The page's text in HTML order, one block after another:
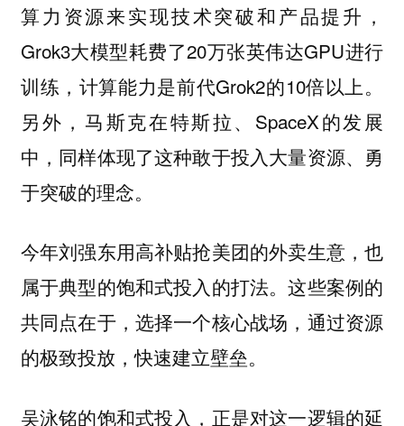
算力资源来实现技术突破和产品提升，
Grok3大模型耗费了20万张英伟达GPU进行
训练，计算能力是前代Grok2的10倍以上。
另外，马斯克在特斯拉、SpaceX的发展
中，同样体现了这种敢于投入大量资源、勇
于突破的理念。
今年刘强东用高补贴抢美团的外卖生意，也
属于典型的饱和式投入的打法。这些案例的
共同点在于，选择一个核心战场，通过资源
的极致投放，快速建立壁垒。
吴泳铭的饱和式投入，正是对这一逻辑的延